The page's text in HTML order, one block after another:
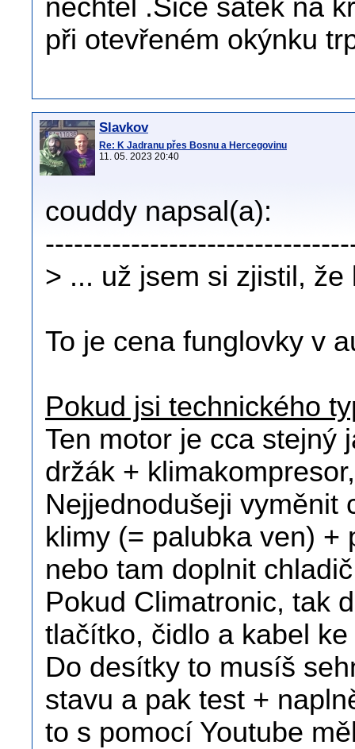
nechtěl .Sice šátek na
při otevřeném okýnku
Slavkov
Re: K Jadranu přes Bosnu a Hercegovinu
11. 05. 2023 20:40
couddy napsal(a):
> ... už jsem si zjistil,
To je cena funglovky v
Pokud jsi technického
Ten motor je cca stejný
držák +
Nejjednodušeji vyměnit
klimy (= palubka ven) +
nebo tam doplnit
Pokud Climatronic, tak
tlačítko, čidlo a kabel
Do desítky to musíš
stavu a pak test +
to s pomocí Youtube